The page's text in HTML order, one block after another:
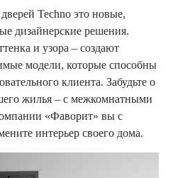
Techno это новые,
дизайнерские решения.
и узора – создают
модели, которые способны
клиента. Забудьте о
жилья – с межкомнатными
«Фаворит» вы с
интерьер своего дома.